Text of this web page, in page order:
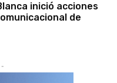
inició acciones
de
-